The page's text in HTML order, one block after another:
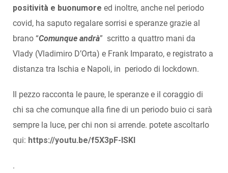
positività e buonumore ed inoltre, anche nel periodo
covid, ha saputo regalare sorrisi e speranze grazie al
brano “Comunque andrà” scritto a quattro mani da
Vlady (Vladimiro D’Orta) e Frank Imparato, e registrato a
distanza tra Ischia e Napoli, in periodo di lockdown.
Il pezzo racconta le paure, le speranze e il coraggio di
chi sa che comunque alla fine di un periodo buio ci sarà
sempre la luce, per chi non si arrende. potete ascoltarlo
qui: https://youtu.be/f5X3pF-ISKI
.